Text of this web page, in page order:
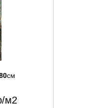
см
м2